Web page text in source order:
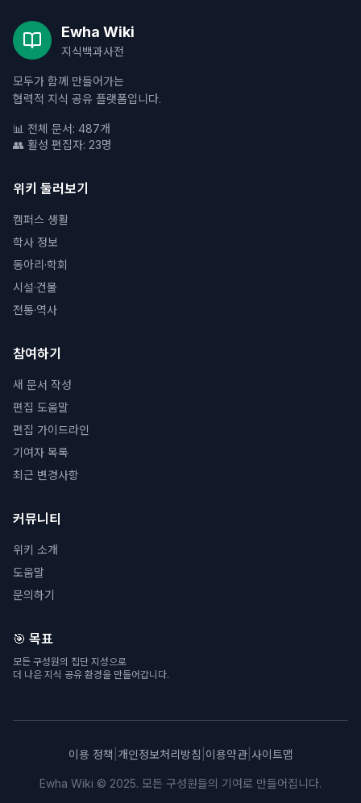
Ewha Wiki
지식백과사전
모두가 함께 만들어가는
협력적 지식 공유 플랫폼입니다.
📊 전체 문서: 487개
👥 활성 편집자: 23명
위키 둘러보기
캠퍼스 생활
학사 정보
동아리·학회
시설·건물
전통·역사
참여하기
새 문서 작성
편집 도움말
편집 가이드라인
기여자 목록
최근 변경사항
커뮤니티
위키 소개
도움말
문의하기
🎯 목표
모든 구성원의 집단 지성으로
더 나은 지식 공유 환경을 만들어갑니다.
이용 정책 개인정보처리방침 이용약관| 사이트맵
Ewha Wiki © 2025. 모든 구성원들의 기여로 만들어집니다.